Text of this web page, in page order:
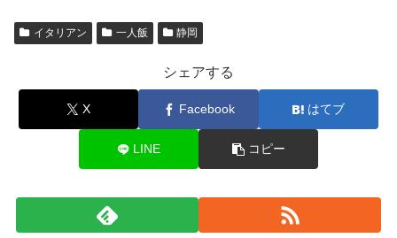
イタリアン 一人飯 静岡
シェアする
X Facebook はてブ
LINE コピー